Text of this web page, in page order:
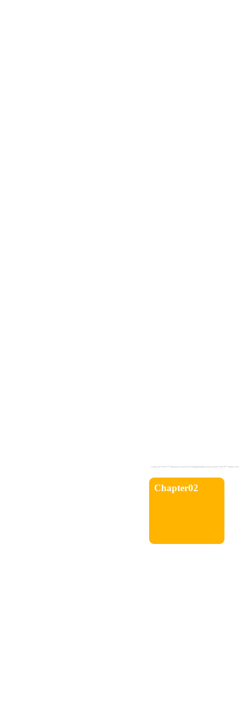
Chapter02